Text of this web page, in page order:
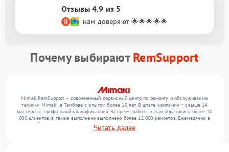
Отзывы 4.9 из 5
нам доверяют 🌟🌟🌟🌟🌟
Почему выбираютRemSupport
MimakiRemSupport — современный сервисный центр по ремонту и обслуживанию
техники Mimaki в Тамбове с опытом более 10 лет. В штате компании — свыше 14
мастеров с профильной квалификацией. За время работы к нам обратились более 10
000 клиентов, а также выполнено выполнено более 12 000 ремонтов. Ежемесячно в
сервисный центр поступает более 300 обращений, включая , , . Мы устраняем поломки
любой сложности и предлагаем стабильный уровень сервиса благодаря
Читать далее